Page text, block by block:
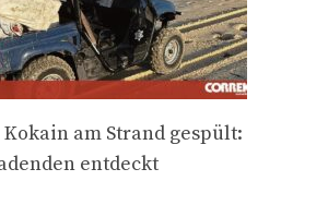
am Strand gespült:
entdeckt